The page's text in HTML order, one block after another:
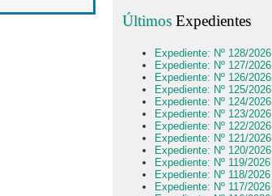
ÚltimosExpedientes
Expediente: Nº 128/2026
Expediente: Nº 127/2026
Expediente: Nº 126/2026
Expediente: Nº 125/2026
Expediente: Nº 124/2026
Expediente: Nº 123/2026
Expediente: Nº 122/2026
Expediente: Nº 121/2026
Expediente: Nº 120/2026
Expediente: Nº 119/2026
Expediente: Nº 118/2026
Expediente: Nº 117/2026